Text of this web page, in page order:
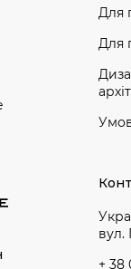
вул.
+ 38
Для
Для